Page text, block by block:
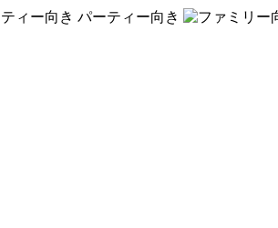
パーティー向き